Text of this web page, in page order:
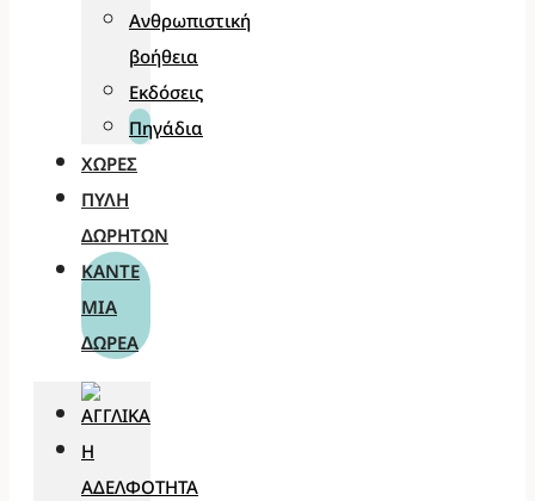
Ανθρωπιστική
βοήθεια
Εκδόσεις
Πηγάδια
ΧΏΡΕΣ
ΠΎΛΗ
ΔΩΡΗΤΏΝ
ΚΆΝΤΕ
ΜΊΑ
ΔΩΡΕΆ
Η
ΑΔΕΛΦΌΤΗΤΑ